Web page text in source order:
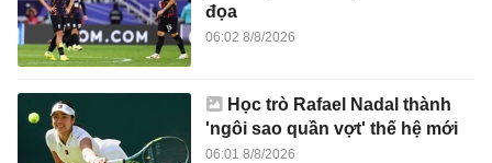
đọa
06:02 8/8/2026
Học trò Rafael Nadal thành
'ngôi sao quần vợt' thế hệ mới
06:01 8/8/2026